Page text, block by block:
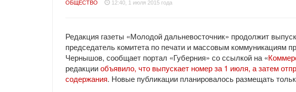
ОБЩЕСТВО 12:40, 1 июля 2015 года
Редакция газеты «Молодой дальневосточник» продолжит
председатель комитета по печати и массовым коммуникациям
Чернышов, сообщает портал «Губерния» со ссылкой на «
редакцииобъявило, что выпускает номер за 1 июля, а затем
содержания. Новые публикации планировалось размещать